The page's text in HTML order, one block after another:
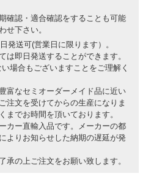
確認・適合確認をすることも可能
せ下さい。
発送可(営業日に限ります）。
は即日発送することができます。
場合もございますことをご理解く
富なセミオーダーメイド品に近い
注文を受けてからの生産になりま
までお時間を頂いております。
カー直輸入品です。メーカーの都
よりお知らせした納期の遅延が発
承の上ご注文をお願い致します。